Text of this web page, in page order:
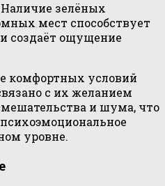
Наличие зелёных
мест способствует
создаёт ощущение
комфортных условий
с их желанием
и шума, что
уровне.